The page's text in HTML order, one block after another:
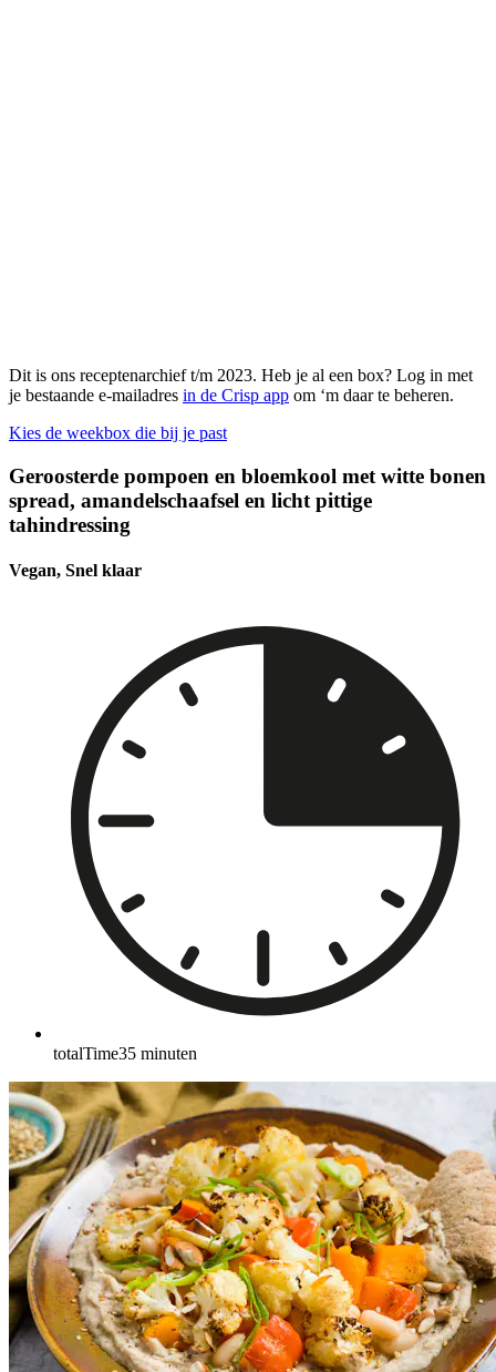
Dit is ons receptenarchief t/m 2023. Heb je al een box? Log in met
je bestaande e-mailadres in de Crisp app om ‘m daar te beheren.
Kies de weekbox die bij je past
Geroosterde pompoen en bloemkool met witte bonen
spread, amandelschaafsel en licht pittige
tahindressing
Vegan, Snel klaar
totalTime35 minuten